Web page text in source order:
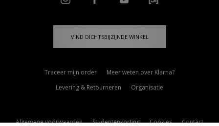
VIND DICHTSBIJZIJNDE WINKEL
Traceer mijn order
Meer weten over Klarna?
Levering & Retourneren
Organisatie
Algemene voorwaarden Studentenkorting Cookies Contact